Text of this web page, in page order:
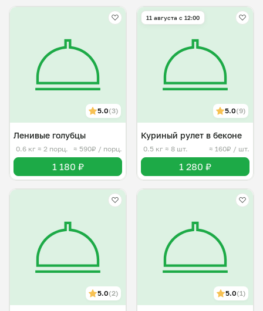
5.0(3)
Ленивые голубцы
0.6 кг ≈ 2 порц. ≈ 590₽ / порц.
1 180 ₽
11 августа с 12:00
5.0(9)
Куриный рулет в беконе
0.5 кг ≈ 8 шт. ≈ 160₽ / шт.
1 280 ₽
5.0(2) 5.0(1)